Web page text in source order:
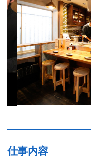
仕事内容